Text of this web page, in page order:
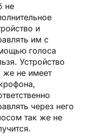
не
и
им с
голоса
Устройство
же не имеет
через него
так же не